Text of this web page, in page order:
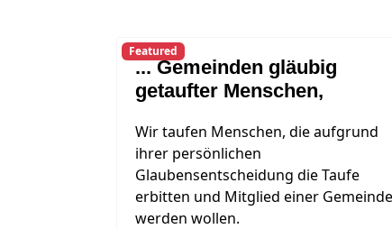
Featured
... Gemeinden gläubig
getaufter Menschen,
Wir taufen Menschen, die aufgrund
ihrer persönlichen
Glaubensentscheidung die Taufe
erbitten und Mitglied einer Gemeinde
werden wollen.